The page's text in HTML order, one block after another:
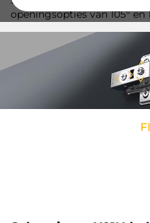
openingsopties van 105° en